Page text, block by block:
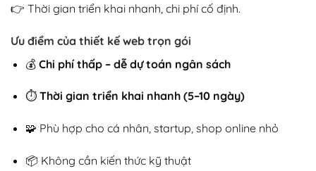
👉 Thời gian triển khai nhanh, chi phí cố định.
Ưu điểm của thiết kế web trọn gói
💰 Chi phí thấp – dễ dự toán ngân sách
⏱️ Thời gian triển khai nhanh (5–10 ngày)
🧩 Phù hợp cho cá nhân, startup, shop online nhỏ
📦 Không cần kiến thức kỹ thuật